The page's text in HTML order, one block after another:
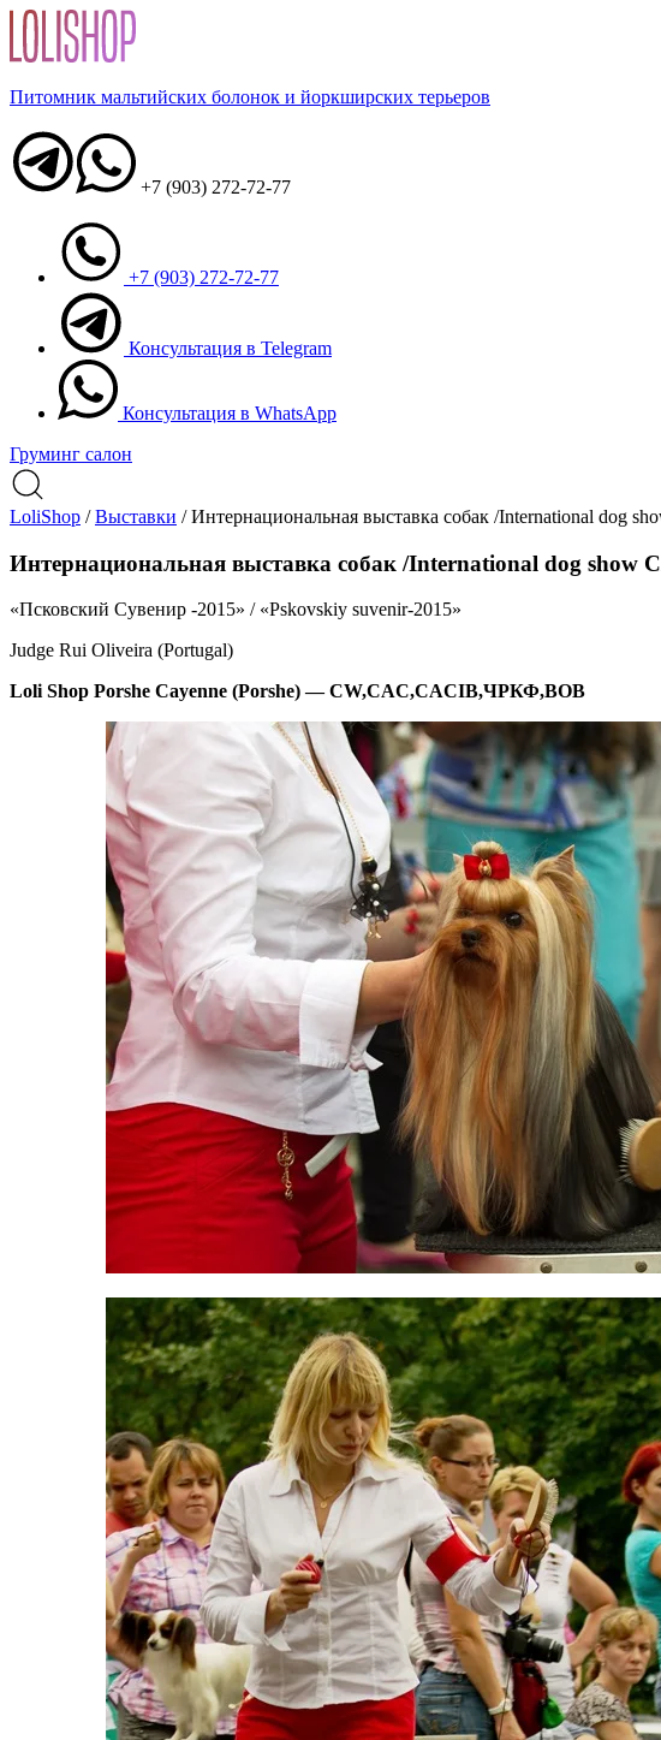
Питомник мальтийских болонок и йоркширских терьеров
+7 (903) 272-72-77
+7 (903) 272-72-77
Консультация в Telegram
Консультация в WhatsApp
Груминг салон
LoliShop /Выставки /Интернациональная выставка собак /International dog
Интернациональная выставка собак /International dog show
«Псковский Сувенир -2015» / «Pskovskiy suvenir-2015»
Judge Rui Oliveira (Portugal)
Loli Shop Porshe Cayenne (Porshe) — CW,CAC,CACIB,ЧРКФ,BOB